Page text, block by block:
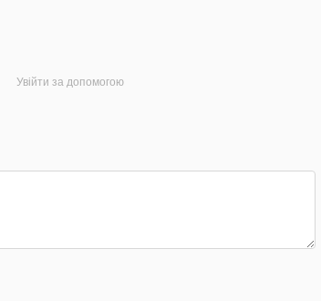
Увійти за допомогою